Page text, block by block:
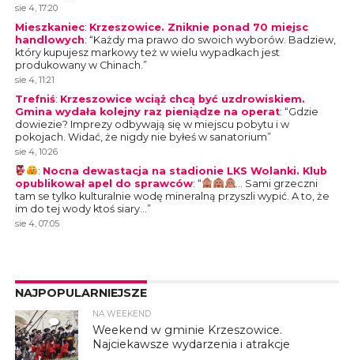
sie 4, 17:20
Mieszkaniec: Krzeszowice. Zniknie ponad 70 miejsc
handlowych: “Każdy ma prawo do swoich wyborów. Badziew,
który kupujesz markowy też w wielu wypadkach jest
produkowany w Chinach. ”
sie 4, 11:21
Trefniś: Krzeszowice wciąż chcą być uzdrowiskiem.
Gmina wydała kolejny raz pieniądze na operat: “Gdzie
dowiezie? Imprezy odbywają się w miejscu pobytu i w
pokojach. Widać, że nigdy nie byłeś w sanatorium”
sie 4, 10:26
: Nocna dewastacja na stadionie LKS Wolanki. Klub
opublikował apel do sprawców: “
… Sami grzeczni
tam se tylko kulturalnie wodę mineralną przyszli wypić. A to, że
im do tej wody ktoś siary… ”
sie 4, 07:05
NAJPOPULARNIEJSZE
4
NA WEEKEND
Weekend w gminie Krzeszowice.
Najciekawsze wydarzenia i atrakcje